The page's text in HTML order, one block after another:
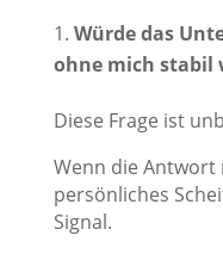
Würde das
ohne mich stabil
Diese Frage ist
Wenn die Antwort
persönliches
Signal.